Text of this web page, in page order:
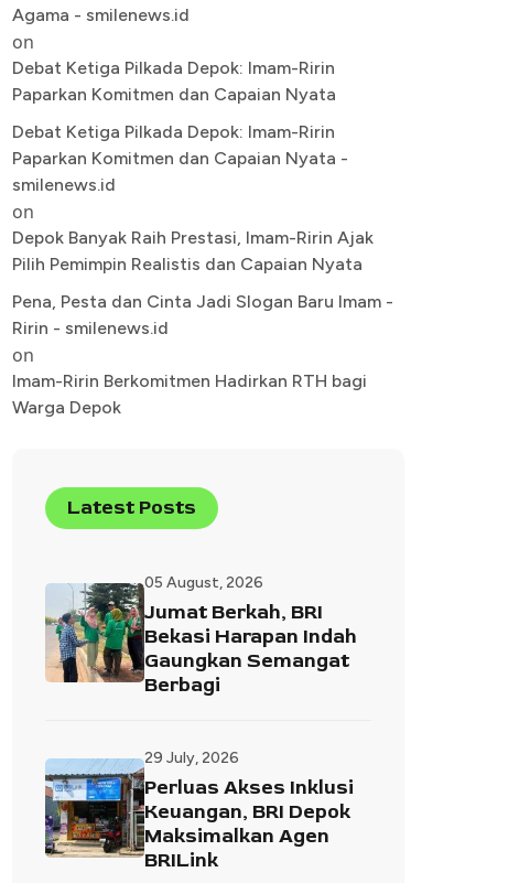
Agama - smilenews.id
on
Debat Ketiga Pilkada Depok: Imam-Ririn
Paparkan Komitmen dan Capaian Nyata
Debat Ketiga Pilkada Depok: Imam-Ririn
Paparkan Komitmen dan Capaian Nyata -
smilenews.id
on
Depok Banyak Raih Prestasi, Imam-Ririn Ajak
Pilih Pemimpin Realistis dan Capaian Nyata
Pena, Pesta dan Cinta Jadi Slogan Baru Imam -
Ririn - smilenews.id
on
Imam-Ririn Berkomitmen Hadirkan RTH bagi
Warga Depok
Latest Posts
05 August, 2026
Jumat Berkah, BRI
Bekasi Harapan Indah
Gaungkan Semangat
Berbagi
29 July, 2026
Perluas Akses Inklusi
Keuangan, BRI Depok
Maksimalkan Agen
BRILink